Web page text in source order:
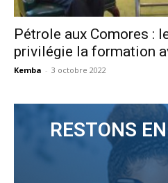
Pétrole aux Comores :
privilégie la formation
Kemba - 3 octobre 2022
RESTONS